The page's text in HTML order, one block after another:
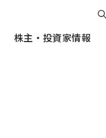
株主・投資家情報